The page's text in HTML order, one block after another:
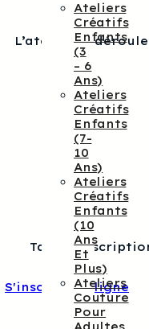
Ateliers
Créatifs
Enfants
(3
– 6
Ans)
Ateliers
Créatifs
Enfants
(7-
10
Ans)
Ateliers
Créatifs
Enfants
(10
Ans
Et
Plus)
Ateliers
Couture
Pour
L’atelier se
Tarif : Inscription
S'inscrire en ligne